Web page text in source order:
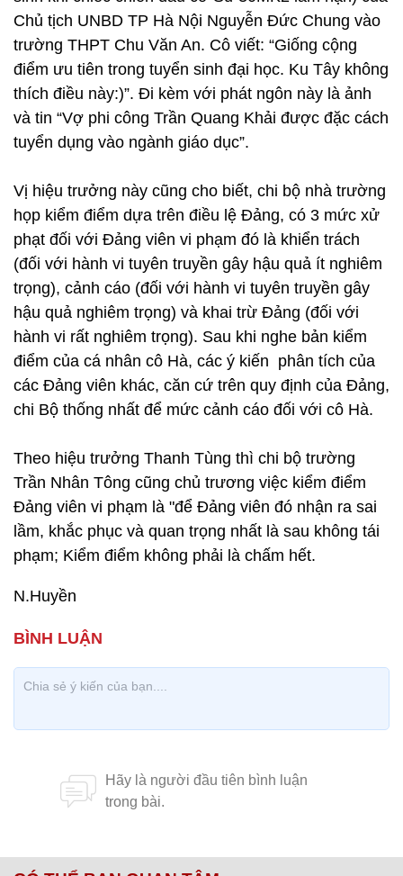
Chủ tịch UNBD TP Hà Nội Nguyễn Đức Chung vào
trường THPT Chu Văn An. Cô viết: “Giống cộng
điểm ưu tiên trong tuyển sinh đại học. Ku Tây không
thích điều này:)”. Đi kèm với phát ngôn này là ảnh
và tin “Vợ phi công Trần Quang Khải được đặc cách
tuyển dụng vào ngành giáo dục”.
Vị hiệu trưởng này cũng cho biết, chi bộ nhà trường
họp kiểm điểm dựa trên điều lệ Đảng, có 3 mức xử
phạt đối với Đảng viên vi phạm đó là khiển trách
(đối với hành vi tuyên truyền gây hậu quả ít nghiêm
trọng), cảnh cáo (đối với hành vi tuyên truyền gây
hậu quả nghiêm trọng) và khai trừ Đảng (đối với
hành vi rất nghiêm trọng). Sau khi nghe bản kiểm
điểm của cá nhân cô Hà, các ý kiến phân tích của
các Đảng viên khác, căn cứ trên quy định của Đảng,
chi Bộ thống nhất để mức cảnh cáo đối với cô Hà.
Theo hiệu trưởng Thanh Tùng thì chi bộ trường
Trần Nhân Tông cũng chủ trương việc kiểm điểm
Đảng viên vi phạm là "để Đảng viên đó nhận ra sai
lầm, khắc phục và quan trọng nhất là sau không tái
phạm; Kiểm điểm không phải là chấm hết.
N.Huyền